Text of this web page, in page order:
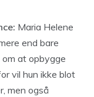
Maria Helene
end bare
at opbygge
vil hun ikke blot
men også